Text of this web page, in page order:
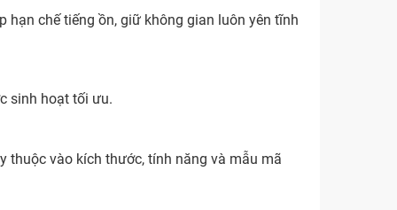
chế tiếng ồn, giữ không gian luôn yên tĩnh
sinh hoạt tối ưu.
thuộc vào kích thước, tính năng và mẫu mã